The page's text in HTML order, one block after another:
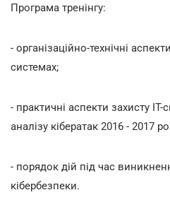
Програма тренінгу:
- організаційно-технічні
системах;
- практичні аспекти захисту
аналізу кібератак 2016 - 2017
- порядок дій під час
кібербезпеки.